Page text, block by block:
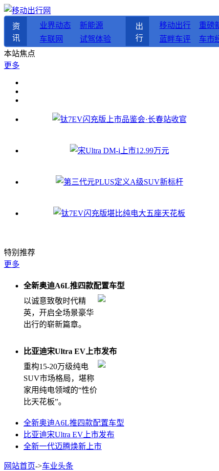
资
讯
业界动态
新能源
车联网
试驾体验
出
行
移动出行
重磅
蓝畔车评
车市
本站焦点
更多
特别推荐
更多
全新奥迪A6L推四款配置车型
以诚意致敬时代精
英，开启全场景豪华
出行的崭新篇章。
比亚迪宋Ultra EV上市发布
重构15-20万级纯电
SUV市场格局，堪称
家用纯电领域的“性价
比天花板”。
全新奥迪A6L推四款配置车型
比亚迪宋Ultra EV上市发布
全新一代迈腾焕新上市
网站首页->车业头条